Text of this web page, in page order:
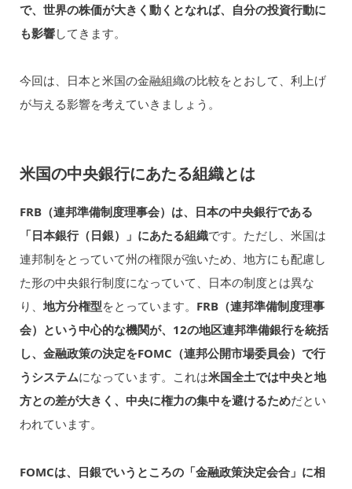
で、世界の株価が大きく動くとなれば、自分の投資行動に
も影響してきます。
今回は、日本と米国の金融組織の比較をとおして、利上げ
が与える影響を考えていきましょう。
米国の中央銀行にあたる組織とは
FRB（連邦準備制度理事会）は、日本の中央銀行である
「日本銀行（日銀）」にあたる組織です。ただし、米国は
連邦制をとっていて州の権限が強いため、地方にも配慮し
た形の中央銀行制度になっていて、日本の制度とは異な
り、 地方分権型をとっています。 FRB（連邦準備制度理事
会）という中心的な機関が、12の地区連邦準備銀行を統括
し、金融政策の決定をFOMC（連邦公開市場委員会）で行
うシステムになっています。これは米国全土では中央と地
方との差が大きく、中央に権力の集中を避けるためだとい
われています。
FOMCは、日銀でいうところの「金融政策決定会合」に相